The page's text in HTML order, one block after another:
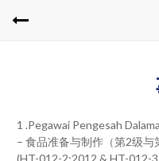
1 .Pegawai Pengesah
– 食品准备与制作（第2级与
(HT-012-2:2012 & HT-012-